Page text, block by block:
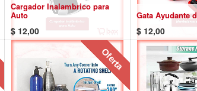
Cargador Inalambrico para
Auto
$ 12,00
Gata Ayudante
$ 12,00
Oferta